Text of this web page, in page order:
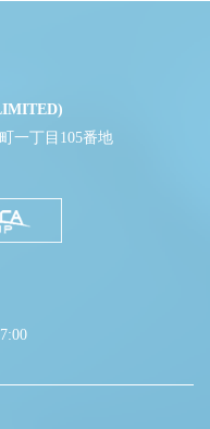
一丁目105番地